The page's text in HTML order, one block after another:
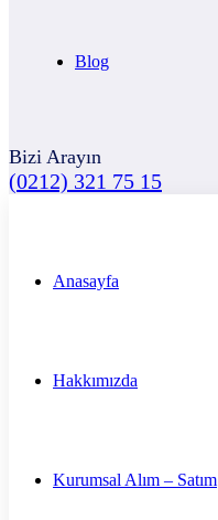
Blog
Bizi Arayın
(0212) 321 75 15
Anasayfa
Hakkımızda
Kurumsal Alım – Satım